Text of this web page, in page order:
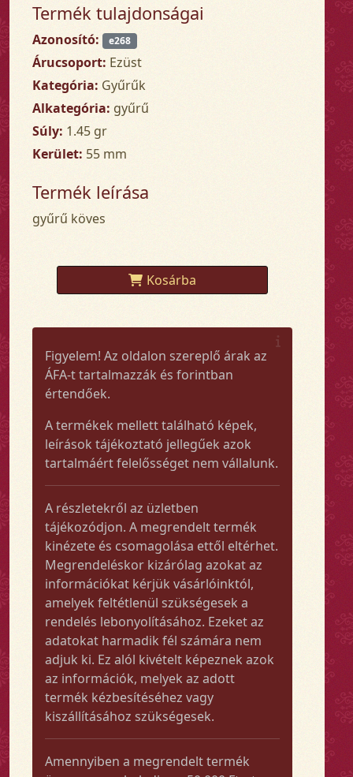
Termék tulajdonságai
Azonosító: e268
Árucsoport: Ezüst
Kategória: Gyűrűk
Alkategória: gyűrű
Súly: 1.45 gr
Kerület: 55 mm
Termék leírása
gyűrű köves
Kosárba
Figyelem! Az oldalon szereplő árak az
ÁFA-t tartalmazzák és forintban
értendőek.
A termékek mellett található képek,
leírások tájékoztató jellegűek azok
tartalmáért felelősséget nem vállalunk.
A részletekről az üzletben
tájékozódjon. A megrendelt termék
kinézete és csomagolása ettől eltérhet.
Megrendeléskor kizárólag azokat az
információkat kérjük vásárlóinktól,
amelyek feltétlenül szükségesek a
rendelés lebonyolításához. Ezeket az
adatokat harmadik fél számára nem
adjuk ki. Ez alól kivételt képeznek azok
az információk, melyek az adott
termék kézbesítéséhez vagy
kiszállításához szükségesek.
Amennyiben a megrendelt termék